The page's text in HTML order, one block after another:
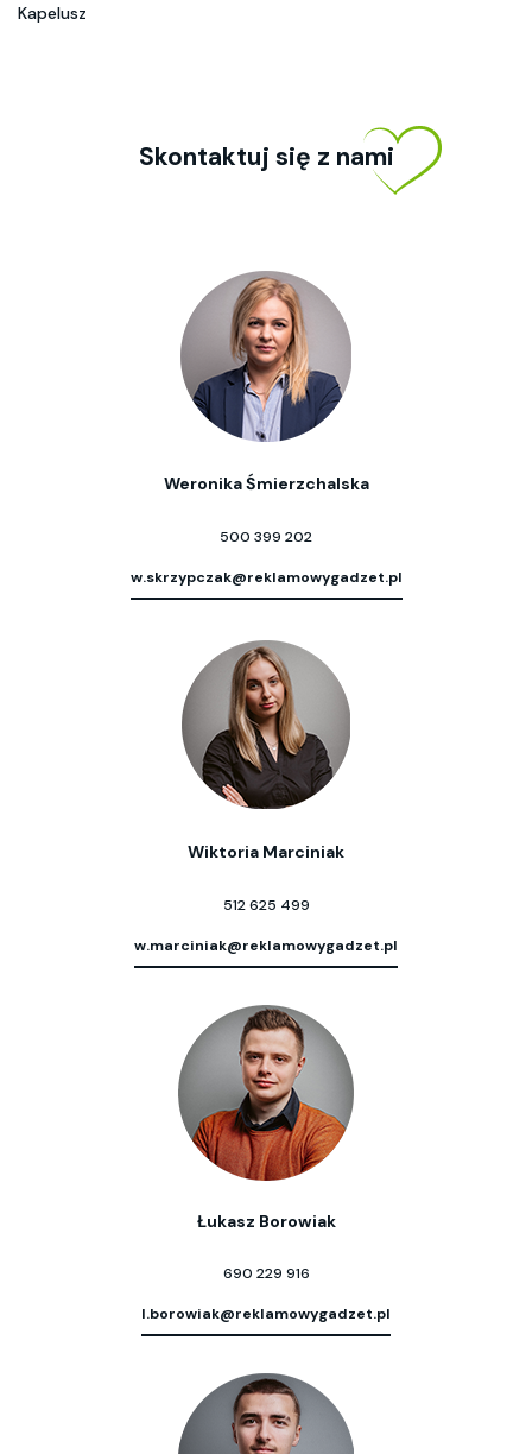
Kapelusz
Skontaktuj się z nami
Weronika Śmierzchalska
500 399 202
w.skrzypczak@reklamowygadzet.pl
Wiktoria Marciniak
512 625 499
w.marciniak@reklamowygadzet.pl
Łukasz Borowiak
690 229 916
l.borowiak@reklamowygadzet.pl